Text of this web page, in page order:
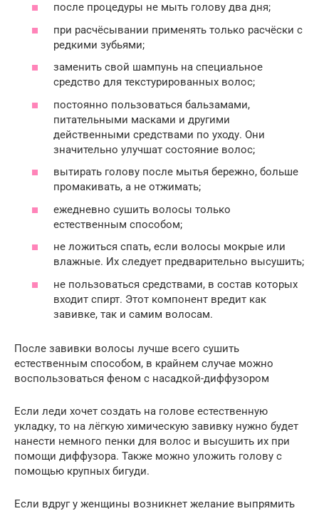
после процедуры не мыть голову два дня;
при расчёсывании применять только расчёски с
редкими зубьями;
заменить свой шампунь на специальное
средство для текстурированных волос;
постоянно пользоваться бальзамами,
питательными масками и другими
действенными средствами по уходу. Они
значительно улучшат состояние волос;
вытирать голову после мытья бережно, больше
промакивать, а не отжимать;
ежедневно сушить волосы только
естественным способом;
не ложиться спать, если волосы мокрые или
влажные. Их следует предварительно высушить;
не пользоваться средствами, в состав которых
входит спирт. Этот компонент вредит как
завивке, так и самим волосам.
После завивки волосы лучше всего сушить
естественным способом, в крайнем случае можно
воспользоваться феном с насадкой-диффузором
Если леди хочет создать на голове естественную
укладку, то на лёгкую химическую завивку нужно будет
нанести немного пенки для волос и высушить их при
помощи диффузора. Также можно уложить голову с
помощью крупных бигуди.
Если вдруг у женщины возникнет желание выпрямить